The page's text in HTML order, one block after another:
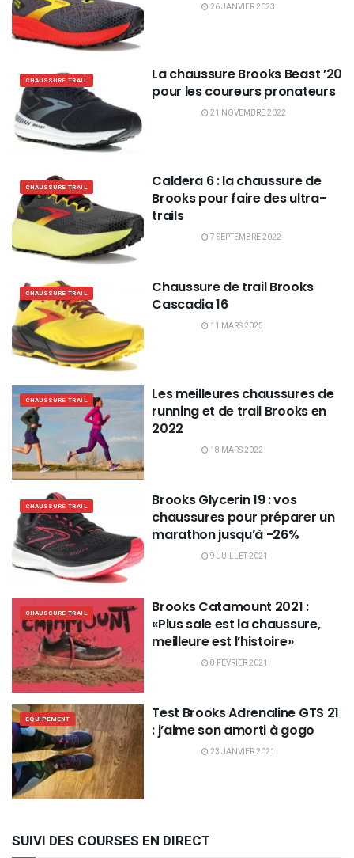
26 JANVIER 2023
CHAUSSURE TRAIL
La chaussure Brooks Beast ’20
pour les coureurs pronateurs
21 NOVEMBRE 2022
CHAUSSURE TRAIL
Caldera 6 : la chaussure de
Brooks pour faire des ultra-
trails
7 SEPTEMBRE 2022
CHAUSSURE TRAIL
Chaussure de trail Brooks
Cascadia 16
11 MARS 2025
CHAUSSURE TRAIL
Les meilleures chaussures de
running et de trail Brooks en
2022
18 MARS 2022
CHAUSSURE TRAIL
Brooks Glycerin 19 : vos
chaussures pour préparer un
marathon jusqu’à -26%
9 JUILLET 2021
CHAUSSURE TRAIL
Brooks Catamount 2021 :
«Plus sale est la chaussure,
meilleure est l’histoire»
8 FÉVRIER 2021
EQUIPEMENT
Test Brooks Adrenaline GTS 21
: j’aime son amorti à gogo
23 JANVIER 2021
SUIVI DES COURSES EN DIRECT